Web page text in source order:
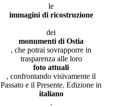
le
immagini di ricostruzione
dei
monumenti di Ostia
, che potrai sovrapporre in
trasparenza alle loro
foto attuali
, confrontando visivamente il
Passato e il Presente. Edizione in
italiano
.